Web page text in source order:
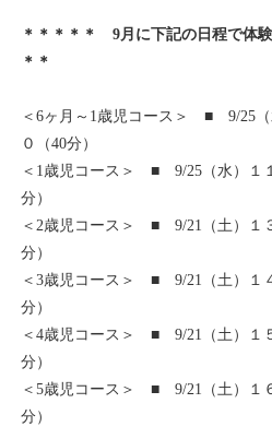
＊＊＊＊＊ 9月に下記の日程で体
＊＊
＜6ヶ月～1歳児コース＞ ■ 9/25（
０（40分）
＜1歳児コース＞ ■ 9/25（水）１
分）
＜2歳児コース＞ ■ 9/21（土）１
分）
＜3歳児コース＞ ■ 9/21（土）１
分）
＜4歳児コース＞ ■ 9/21（土）１
分）
＜5歳児コース＞ ■ 9/21（土）１
分）